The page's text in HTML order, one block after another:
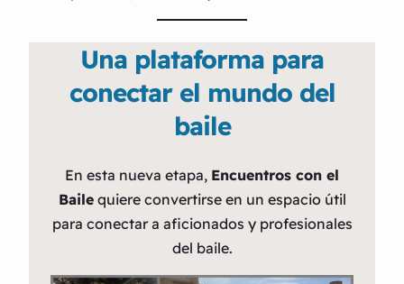
Una plataforma para
conectar el mundo del
baile
En esta nueva etapa, Encuentros con el
Bailequiere convertirse en un espacio útil
para conectar a aficionados y profesionales
del baile.